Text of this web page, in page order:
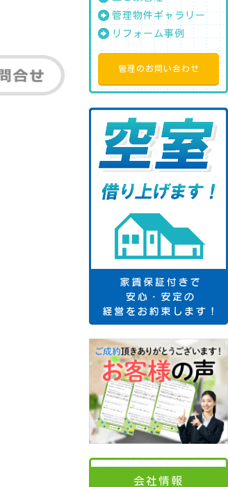
管理物件ギャラリー
リフォーム事例
管理のお問い合わせ
会社情報